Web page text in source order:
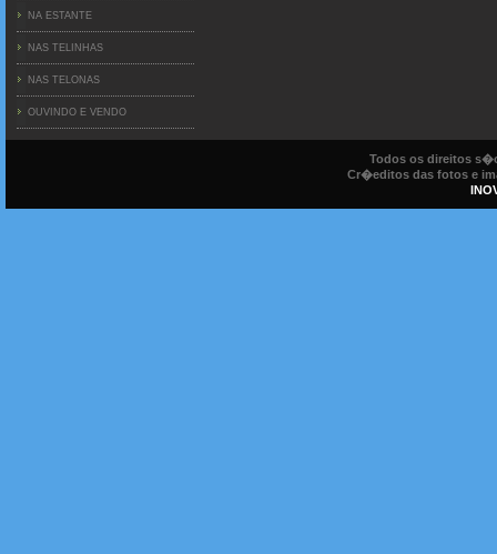
NA ESTANTE
NAS TELINHAS
NAS TELONAS
OUVINDO E VENDO
Todos os direitos
Cr�editos das fotos e